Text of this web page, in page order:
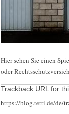
Hier sehen Sie einen
oder
Trackback URL for
https://blog.tetti.de/de/